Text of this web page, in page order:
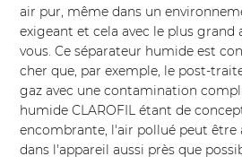
air pur, même dans un
exigeant et cela avec le plus grand
vous. Ce séparateur humide est
cher que, par exemple, le post-
gaz avec une contamination
humide CLAROFIL étant de
encombrante, l'air pollué peut être
dans l'appareil aussi près que